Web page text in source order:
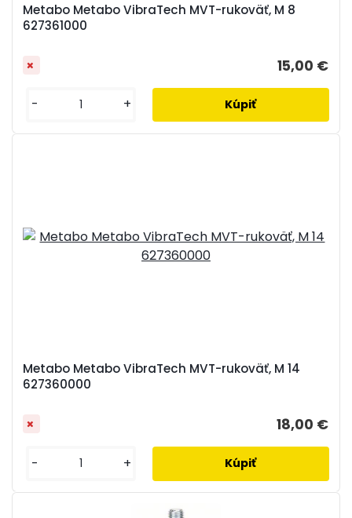
Metabo Metabo VibraTech MVT-rukoväť, M 8
627361000
15,00 €
- +
Metabo Metabo VibraTech MVT-rukoväť, M 14
627360000
18,00 €
- +